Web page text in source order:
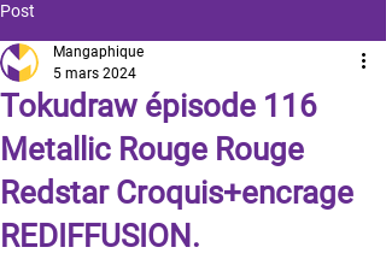
Post
Tokudraw épisode 116
Metallic Rouge Rouge
Redstar Croquis+encrage
REDIFFUSION.
Mangaphique
5 mars 2024